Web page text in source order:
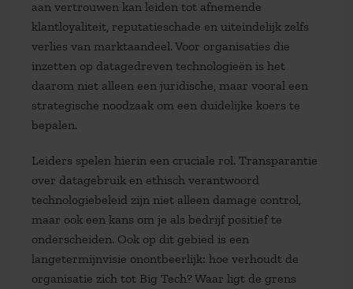
aan vertrouwen kan leiden tot afnemende
klantloyaliteit, reputatieschade en uiteindelijk zelfs
verlies van marktaandeel. Voor organisaties die
inzetten op datagedreven technologieën is het
daarom niet alleen een juridische, maar vooral een
strategische noodzaak om een duidelijke koers te
bepalen.
Leiders spelen hierin een cruciale rol. Transparantie
over datagebruik en ethisch verantwoord
technologiebeleid zijn niet alleen damage control,
maar ook een kans om je als bedrijf positief te
onderscheiden. Ook op dit gebied is een
langetermijnvisie onontbeerlijk: hoe verhoudt de
organisatie zich tot Big Tech? Waar ligt de grens